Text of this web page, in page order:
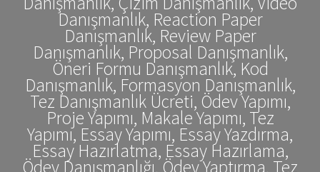
Danışmanlık, Reaction Paper
Danışmanlık, Review Paper
Danışmanlık, Proposal Danışmanlık,
Öneri Formu Danışmanlık, Kod
Danışmanlık, Formasyon Danışmanlık,
Tez Danışmanlık Ücreti, Ödev Yapımı,
Proje Yapımı, Makale Yapımı, Tez
Yapımı, Essay Yapımı, Essay Yazdırma,
Essay Hazırlatma, Essay Hazırlama,
Ödev Danışmanlığı, Ödev Yaptırma, Tez